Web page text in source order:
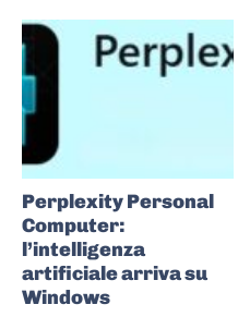
Perplexity Personal
Computer:
l’intelligenza
artificiale arriva su
Windows